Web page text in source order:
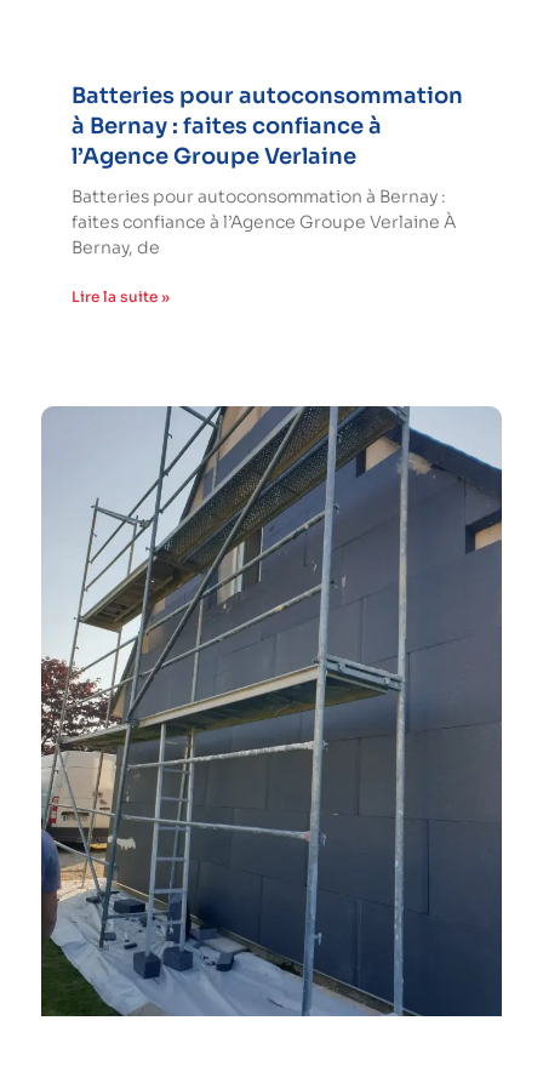
Batteries pour autoconsommation
à Bernay : faites confiance à
l’Agence Groupe Verlaine
Batteries pour autoconsommation à Bernay :
faites confiance à l’Agence Groupe Verlaine À
Bernay, de
Lire la suite »